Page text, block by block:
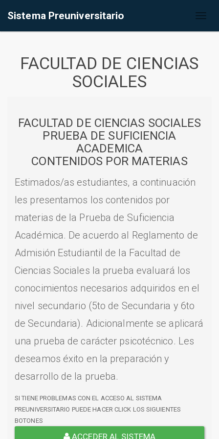
Sistema Preuniversitario
FACULTAD DE CIENCIAS
SOCIALES
FACULTAD DE CIENCIAS SOCIALES
PRUEBA DE SUFICIENCIA
ACADEMICA
CONTENIDOS POR MATERIAS
Estimados/as estudiantes, a continuación
les presentamos los contenidos por
materias de la Prueba de Suficiencia
Académica. De acuerdo al Reglamento de
Admisión Estudiantil de la Facultad de
Ciencias Sociales la prueba evaluará los
conocimientos necesarios adquiridos en el
nivel secundario (5to de Secundaria y 6to
de Secundaria). Adicionalmente se aplicará
una prueba de carácter psicotécnico. Les
deseamos éxito en la preparación y
desarrollo de la prueba.
SI TIENE PROBLEMAS CON EL ACCESO AL SISTEMA
PREUNIVERSITARIO PUEDE HACER CLICK LOS SIGUIENTES
BOTONES
ACCEDER AL SISTEMA